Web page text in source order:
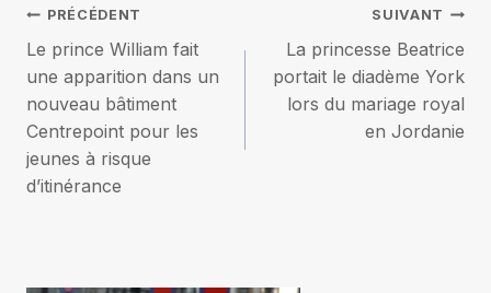
Navigation
de
l’article
PRÉCÉDENT
Le prince William fait
une apparition dans un
nouveau bâtiment
Centrepoint pour les
jeunes à risque
d’itinérance
SUIVANT
La princesse Beatrice
portait le diadème York
lors du mariage royal
en Jordanie